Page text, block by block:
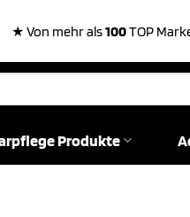
★ Von mehr als100TOP
Produkte